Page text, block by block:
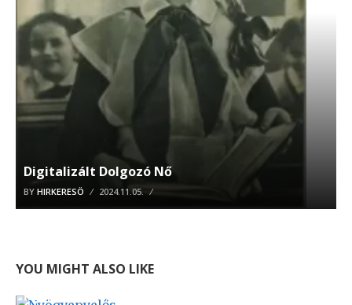
Digitalizált Dolgozó Nő
BY HIRKERESÖ 2024.11.05.
YOU MIGHT ALSO LIKE
Nyögvenyelős nyugdíjreform